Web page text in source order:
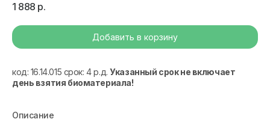
1 888 р.
Добавить в корзину
код: 16.14.015 срок: 4 р.д.Указанный срок не включает
день взятия биоматериала!
Описание